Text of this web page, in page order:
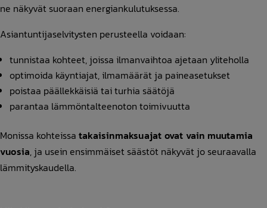
ne näkyvät suoraan energiankulutuksessa.
Asiantuntijaselvitysten perusteella voidaan:
tunnistaa kohteet, joissa ilmanvaihtoa ajetaan yliteholla
optimoida käyntiajat, ilmamäärät ja paineasetukset
poistaa päällekkäisiä tai turhia säätöjä
parantaa lämmöntalteenoton toimivuutta
Monissa kohteissa takaisinmaksuajat ovat vain muutamia
vuosia, ja usein ensimmäiset säästöt näkyvät jo seuraavalla
lämmityskaudella.